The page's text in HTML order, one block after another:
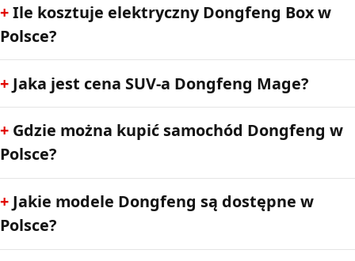
Ile kosztuje elektryczny Dongfeng Box w
Polsce?
Jaka jest cena SUV-a Dongfeng Mage?
Gdzie można kupić samochód Dongfeng w
Polsce?
Jakie modele Dongfeng są dostępne w
Polsce?